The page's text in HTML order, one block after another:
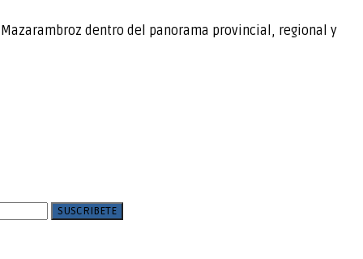
dentro del panorama provincial, regional y